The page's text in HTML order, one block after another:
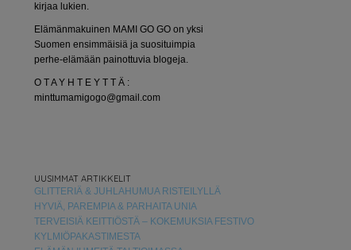
kirjaa lukien.
Elämänmakuinen MAMI GO GO on yksi
Suomen ensimmäisiä ja suosituimpia
perhe-elämään painottuvia blogeja.
O T A Y H T E Y T T Ä :
minttumamigogo@gmail.com
UUSIMMAT ARTIKKELIT
GLITTERIÄ & JUHLAHUMUA RISTEILYLLÄ
HYVIÄ, PAREMPIA & PARHAITA UNIA
TERVEISIÄ KEITTIÖSTÄ – KOKEMUKSIA FESTIVO
KYLMIÖPAKASTIMESTA